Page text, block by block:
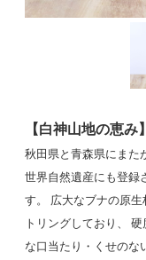
【白神山地の恵み】
秋田県と青森県にまた
世界自然遺産にも登録
す。 広大なブナの原
トリングしており、
な口当たり・くせのな